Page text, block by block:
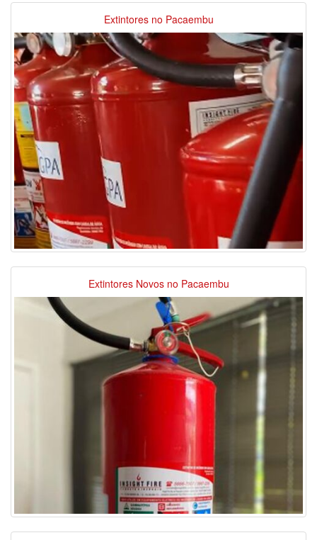
Extintores no Pacaembu
Extintores Novos no Pacaembu